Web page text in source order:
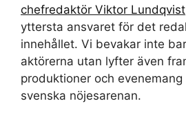
chefredaktör Viktor Lundqvist
yttersta ansvaret för det
innehållet. Vi bevakar inte
aktörerna utan lyfter även
produktioner och
svenska nöjesarenan.